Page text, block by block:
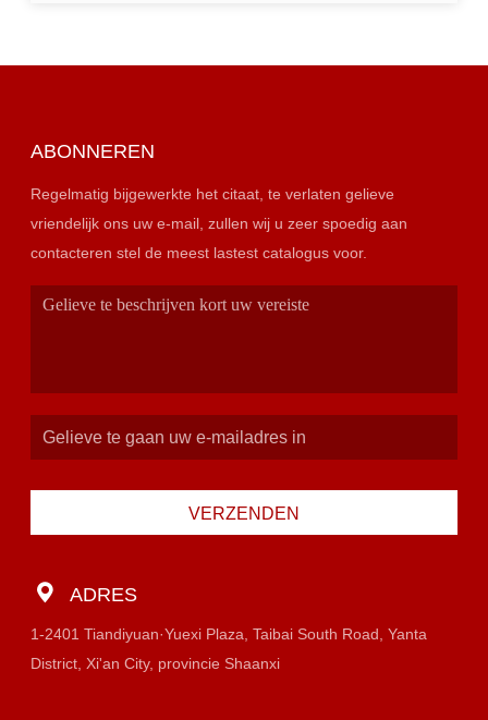
ABONNEREN
Regelmatig bijgewerkte het citaat, te verlaten gelieve
vriendelijk ons uw e-mail, zullen wij u zeer spoedig aan
contacteren stel de meest lastest catalogus voor.
VERZENDEN
ADRES
1-2401 Tiandiyuan·Yuexi Plaza, Taibai South Road, Yanta
District, Xi'an City, provincie Shaanxi